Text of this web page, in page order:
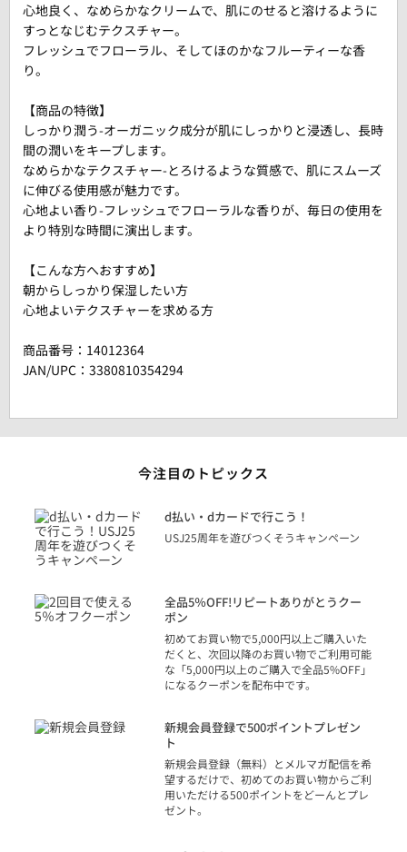
心地良く、なめらかなクリームで、肌にのせると溶けるように
すっとなじむテクスチャー。
フレッシュでフローラル、そしてほのかなフルーティーな香
り。
【商品の特徴】
しっかり潤う-オーガニック成分が肌にしっかりと浸透し、長時
間の潤いをキープします。
なめらかなテクスチャー-とろけるような質感で、肌にスムーズ
に伸びる使用感が魅力です。
心地よい香り-フレッシュでフローラルな香りが、毎日の使用を
より特別な時間に演出します。
【こんな方へおすすめ】
朝からしっかり保湿したい方
心地よいテクスチャーを求める方
商品番号： 14012364
JAN/UPC：3380810354294
今注目のトピックス
d払い・dカードで行こう！
USJ25周年を遊びつくそうキャンペーン
全品5％OFF!リピートありがとうクー
ポン
初めてお買い物で5,000円以上ご購入いた
だくと、次回以降のお買い物でご利用可能
な「5,000円以上のご購入で全品5%OFF」
になるクーポンを配布中です。
新規会員登録で500ポイントプレゼン
ト
新規会員登録（無料）とメルマガ配信を希
望するだけで、初めてのお買い物からご利
用いただける500ポイントをどーんとプレ
ゼント。